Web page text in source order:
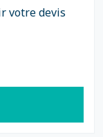
votre devis